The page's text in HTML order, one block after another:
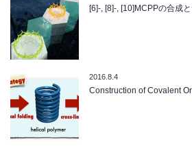
[6]-, [8]-, [10]MCPPの合成
2016.8.4
Construction of Covalent